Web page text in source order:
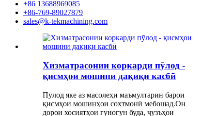
+86 13688969085
+86-769-89027879
sales@k-tekmachining.com
Хизматрасонии коркарди пӯлод -
қисмҳои мошини дақиқи касбӣ
Пӯлод яке аз масолеҳи маъмултарин барои
қисмҳои мошинҳои сохтмонӣ мебошад.Он
дорои хосиятҳои гуногун буда, ҷузъҳои